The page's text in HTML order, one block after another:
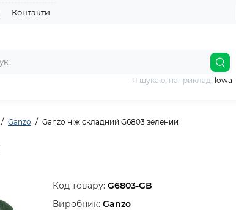
Контакти
Я шукаю, наприклад, lowa
Ganzo Ganzo ніж складний G6803 зелений
Код товару:G6803-GB
Виробник:Ganzo